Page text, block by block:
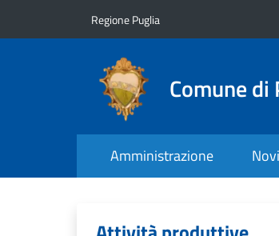
Regione Puglia
Comune
Amministrazione